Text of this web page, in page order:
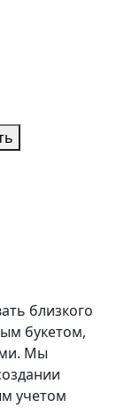
близкого
букетом,
Мы
учетом